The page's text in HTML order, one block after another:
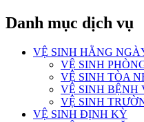
Danh mục dịch vụ
VỆ SINH HẰNG
VỆ SINH
VỆ SINH TÒA
VỆ SINH BỆNH
VỆ SINH
VỆ SINH ĐỊNH KỲ